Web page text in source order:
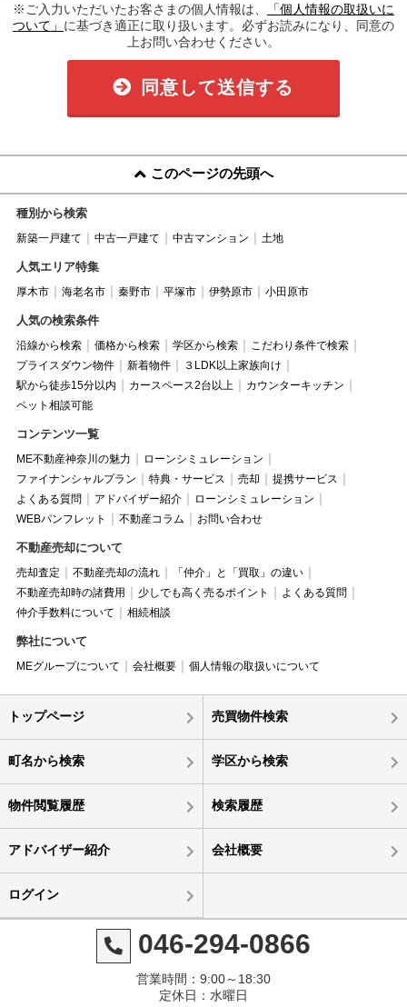
※ご入力いただいたお客さまの個人情報は、
「個人情報の取扱いに
ついて」 に基づき適正に取り扱います。必ずお読みになり、同意の
上お問い合わせください。
同意して送信する
このページの先頭へ
種別から検索
新築一戸建て 中古一戸建て 中古マンション 土地
人気エリア特集
厚木市 海老名市 秦野市 平塚市 伊勢原市 小田原市
人気の検索条件
沿線から検索 価格から検索 学区から検索
こだわり条件で検索
プライスダウン物件
新着物件
３LDK以上家族向け
駅から徒歩15分以内
カースペース2台以上
カウンターキッチン
ペット相談可能
コンテンツ一覧
ME不動産神奈川の魅力
ローンシミュレーション
ファイナンシャルプラン
特典・サービス 売却
提携サービス
よくある質問
アドバイザー紹介
ローンシミュレーション
WEBパンフレット
不動産コラム お問い合わせ
不動産売却について
売却査定 不動産売却の流れ
「仲介」と「買取」の違い
不動産売却時の諸費用
少しでも高く売るポイント
よくある質問
仲介手数料について
相続相談
弊社について
MEグループについて 会社概要 個人情報の取扱いについて
トップページ 売買物件検索
町名から検索 学区から検索
物件閲覧履歴 検索履歴
アドバイザー紹介 会社概要
ログイン
046-294-0866
営業時間：9:00～18:30
定休日：水曜日